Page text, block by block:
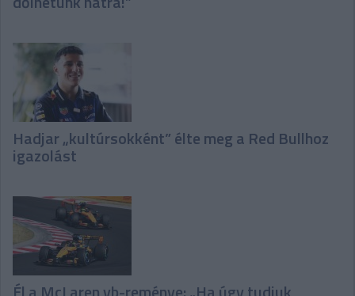
Hadjar „kultúrsokként” élte meg a Red Bullhoz
igazolást